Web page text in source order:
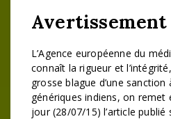
Avertissement
L’Agence européenne du
connaît la rigueur et
grosse blague d’une sanction
génériques indiens, on remet
jour (28/07/15) l’article